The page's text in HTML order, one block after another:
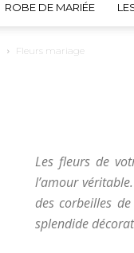
ROBE DE MARIÉE
Fleurs mariage
Les fleurs de
l’amour
des corbeilles
splendide